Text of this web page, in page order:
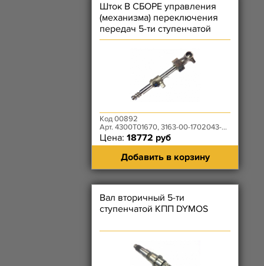
Шток В СБОРЕ управления
(механизма) переключения
передач 5-ти ступенчатой
КПП DYMOS с головкамами
Код 00892
Арт. 4300T01670, 3163-00-1702043-00, 3163-00-1703012-00
Цена: 18772 руб
Добавить в корзину
Вал вторичный 5-ти
ступенчатой КПП DYMOS